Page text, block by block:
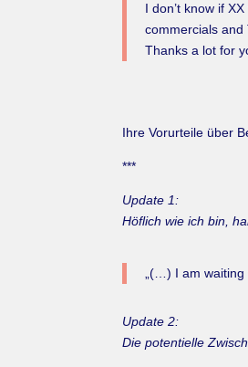
I don’t know if
commercials
Thanks a lot for
Ihre Vorurteile über
***
Update 1:
Höflich wie ich bin,
„(…) I am
Update 2:
Die potentielle